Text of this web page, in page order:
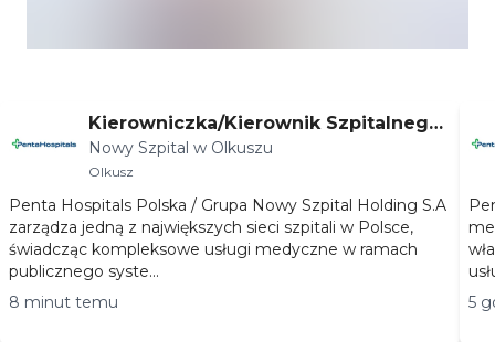
Kierowniczka/Kierownik Szpitalnego
Oddziału Ratunkowego (SOR)
Nowy Szpital w Olkuszu
Olkusz
Penta Hospitals Polska / Grupa Nowy Szpital Holding S.A
zarządza jedną z największych sieci szpitali w Polsce,
świadcząc kompleksowe usługi medyczne w ramach
publicznego syste...
8 minut temu
5